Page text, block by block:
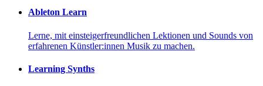
Ableton Learn
Lerne, mit einsteigerfreundlichen Lektionen und Sounds von
erfahrenen Künstler:innen Musik zu machen.
Learning Synths